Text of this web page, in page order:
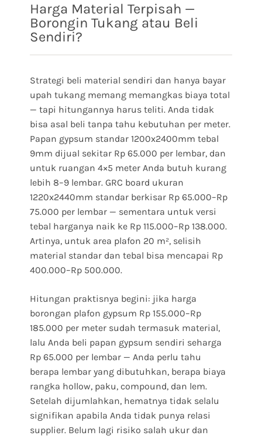
Harga Material Terpisah —
Borongin Tukang atau Beli
Sendiri?
Strategi beli material sendiri dan hanya bayar
upah tukang memang memangkas biaya total
— tapi hitungannya harus teliti. Anda tidak
bisa asal beli tanpa tahu kebutuhan per meter.
Papan gypsum standar 1200x2400mm tebal
9mm dijual sekitar Rp 65.000 per lembar, dan
untuk ruangan 4×5 meter Anda butuh kurang
lebih 8–9 lembar. GRC board ukuran
1220x2440mm standar berkisar Rp 65.000–Rp
75.000 per lembar — sementara untuk versi
tebal harganya naik ke Rp 115.000–Rp 138.000.
Artinya, untuk area plafon 20 m², selisih
material standar dan tebal bisa mencapai Rp
400.000–Rp 500.000.
Hitungan praktisnya begini: jika harga
borongan plafon gypsum Rp 155.000–Rp
185.000 per meter sudah termasuk material,
lalu Anda beli papan gypsum sendiri seharga
Rp 65.000 per lembar — Anda perlu tahu
berapa lembar yang dibutuhkan, berapa biaya
rangka hollow, paku, compound, dan lem.
Setelah dijumlahkan, hematnya tidak selalu
signifikan apabila Anda tidak punya relasi
supplier. Belum lagi risiko salah ukur dan